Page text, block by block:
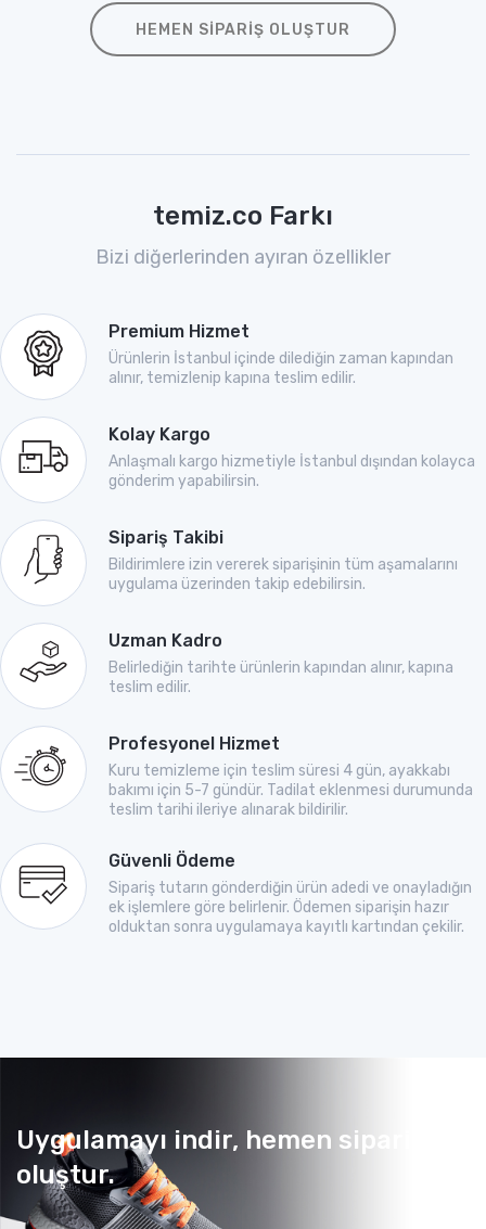
HEMEN SIPARIŞ OLUŞTUR
temiz.co Farkı
Bizi diğerlerinden ayıran özellikler
Premium Hizmet
Ürünlerin İstanbul içinde dilediğin zaman kapından
alınır, temizlenip kapına teslim edilir.
Kolay Kargo
Anlaşmalı kargo hizmetiyle İstanbul dışından kolayca
gönderim yapabilirsin.
Sipariş Takibi
Bildirimlere izin vererek siparişinin tüm aşamalarını
uygulama üzerinden takip edebilirsin.
Uzman Kadro
Belirlediğin tarihte ürünlerin kapından alınır, kapına
teslim edilir.
Profesyonel Hizmet
Kuru temizleme için teslim süresi 4 gün, ayakkabı
bakımı için 5-7 gündür. Tadilat eklenmesi durumunda
teslim tarihi ileriye alınarak bildirilir.
Güvenli Ödeme
Sipariş tutarın gönderdiğin ürün adedi ve onayladığın
ek işlemlere göre belirlenir. Ödemen siparişin hazır
olduktan sonra uygulamaya kayıtlı kartından çekilir.
Uygulamayı indir, hemen sipariş
oluştur.